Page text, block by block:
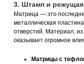
3. Штамп и
Матрица — это
металлическая
отверстий. Материал, из
оказывает огромное
Матрицы с